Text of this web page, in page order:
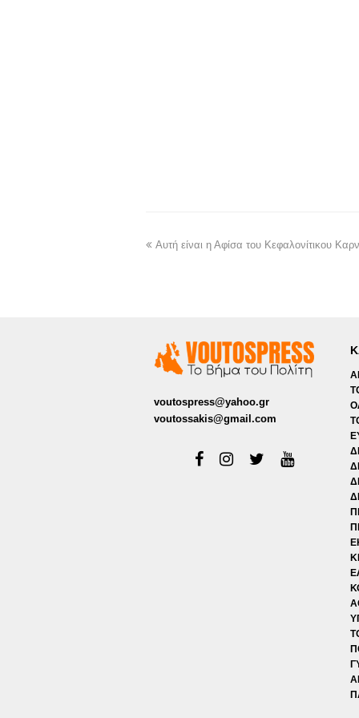
Αυτή είναι η Αφίσα του Κεφαλονίτικου
voutospress@yahoo.gr
voutossakis@gmail.com